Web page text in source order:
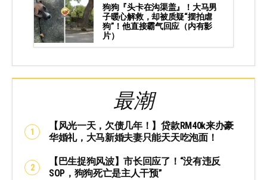
狗狗『头卡在沟渠盖』！大马男
子暖心解救，却被质疑“摆拍虐
狗”！他直接霸气回应（内有影
片）
最潮
【风光一天，欠债几年！】贷款RM40k来办豪
华婚礼，大马新婚夫妻只能天天吃泡面！
【巴生捉狗风波】市长回应了！“没有违反
SOP，狗狗死亡是主人干预”